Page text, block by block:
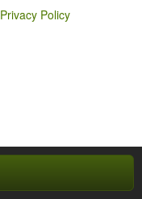
Privacy Policy